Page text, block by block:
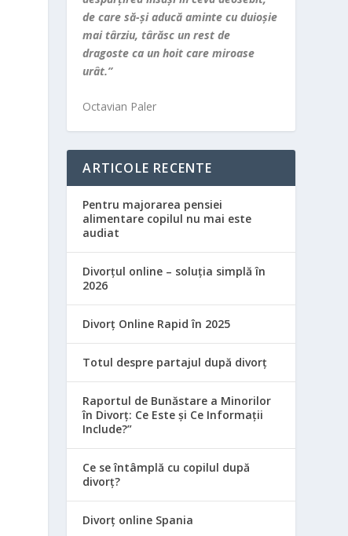
de care să-şi aducă aminte cu duioşie
mai târziu, târăsc un rest de
dragoste ca un hoit care miroase
urât.”
Octavian Paler
ARTICOLE RECENTE
Pentru majorarea pensiei
alimentare copilul nu mai este
audiat
Divorțul online – soluția simplă în
2026
Divorț Online Rapid în 2025
Totul despre partajul după divorț
Raportul de Bunăstare a Minorilor
în Divorț: Ce Este și Ce Informații
Include?”
Ce se întâmplă cu copilul după
divorț?
Divorț online Spania